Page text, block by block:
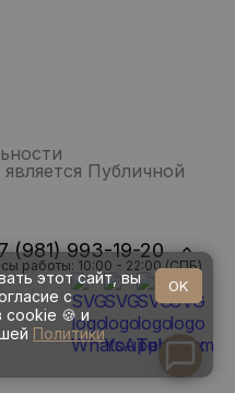
Публичной
(981) 993-19-20
работы: 10:00 - 22:00 (СПБ)
этот сайт, вы
с
cookie 🍪 и
Политики
OK